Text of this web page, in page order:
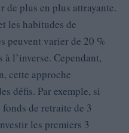
de plus en plus attrayante.
les habitudes de
peuvent varier de 20 %
l’inverse. Cependant,
cette approche
défis. Par exemple, si
de retraite de 3
les premiers 3